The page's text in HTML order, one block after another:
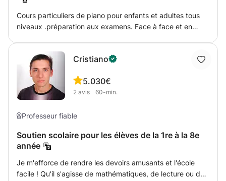
Cours particuliers de piano pour enfants et adultes tous
niveaux .préparation aux examens. Face à face et en
Théorie de la musique. Méthode pédagogique originale et
innovante. chansons, musique et jeux
Cristiano
5.0
2 avis
30€
60-min.
Professeur fiable
Soutien scolaire pour les élèves de la 1re à la 8e
année
Je m'efforce de rendre les devoirs amusants et l'école
facile ! Qu'il s'agisse de mathématiques, de lecture ou de